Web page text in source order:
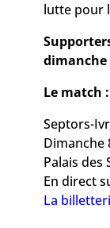
lutte pour
dimanche
Le match :
Septors-
Dimanche
Palais des
En direct
La